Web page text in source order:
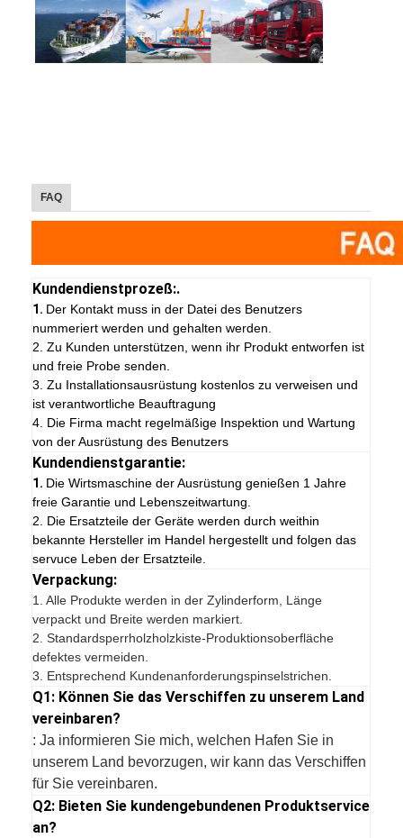
FAQ
Kundendienstprozeß:.
1. Der Kontakt muss in der Datei des Benutzers
nummeriert werden und gehalten werden.
2. Zu Kunden unterstützen, wenn ihr Produkt entworfen ist
und freie Probe senden.
3. Zu Installationsausrüstung kostenlos zu verweisen und
ist verantwortliche Beauftragung
4. Die Firma macht regelmäßige Inspektion und Wartung
von der Ausrüstung des Benutzers
Kundendienstgarantie:
1. Die Wirtsmaschine der Ausrüstung genießen 1 Jahre
freie Garantie und Lebenszeitwartung.
2. Die Ersatzteile der Geräte werden durch weithin
bekannte Hersteller im Handel hergestellt und folgen das
servuce Leben der Ersatzteile.
Verpackung:
1.Alle Produkte werden in der Zylinderform, Länge
verpackt und Breite werden markiert.
2. Standardsperrholzholzkiste-Produktionsoberfläche
defektes vermeiden.
3. Entsprechend Kundenanforderungspinselstrichen.
Q1: Können Sie das Verschiffen zu unserem Land
vereinbaren?
: Ja informieren Sie mich, welchen Hafen Sie in
unserem Land bevorzugen, wir kann das Verschiffen
für Sie vereinbaren.
Q2: Bieten Sie kundengebundenen Produktservice
an?